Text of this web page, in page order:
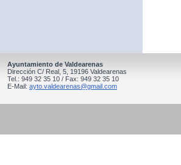
Ayuntamiento de Valdearenas
Dirección C/ Real, 5, 19196 Valdearenas
Tel.: 949 32 35 10 / Fax: 949 32 35 10
E-Mail: ayto.valdearenas@gmail.com